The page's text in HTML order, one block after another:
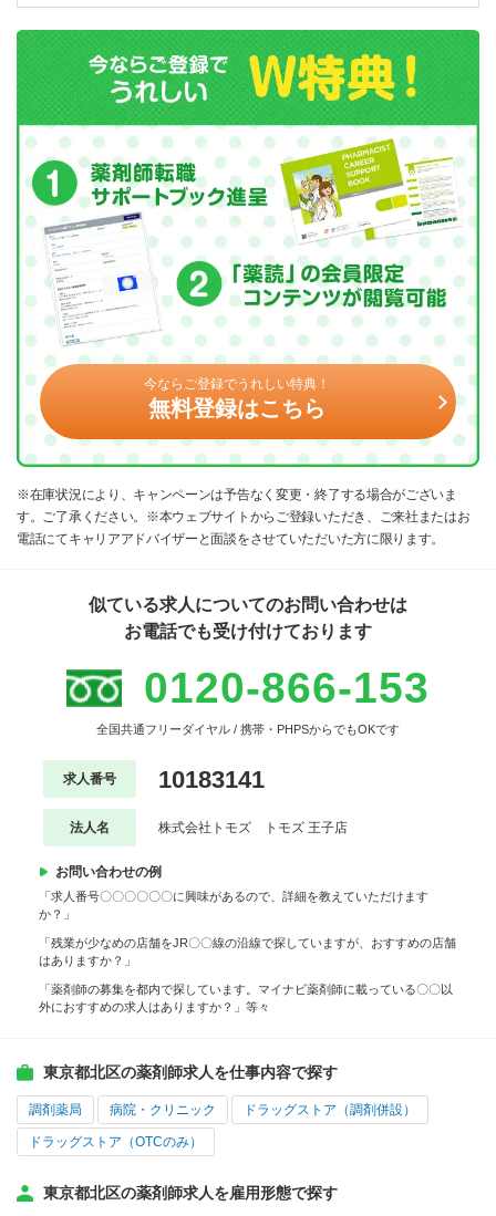
今ならご登録でうれしい特典！
無料登録はこちら
※在庫状況により、キャンペーンは予告なく変更・終了する場合がございま
す。ご了承ください。※本ウェブサイトからご登録いただき、ご来社またはお
電話にてキャリアアドバイザーと面談をさせていただいた方に限ります。
似ている求人についてのお問い合わせは
お電話でも受け付けております
0120-866-153
全国共通フリーダイヤル / 携帯・PHPSからでもOKです
求人番号 10183141
法人名 株式会社トモズ トモズ 王子店
お問い合わせの例
「求人番号〇〇〇〇〇〇に興味があるので、詳細を教えていただけます
か？」
「残業が少なめの店舗をJR〇〇線の沿線で探していますが、おすすめの店舗
はありますか？」
「薬剤師の募集を都内で探しています。マイナビ薬剤師に載っている〇〇以
外におすすめの求人はありますか？」等々
東京都北区の薬剤師求人を仕事内容で探す
調剤薬局 病院・クリニック ドラッグストア（調剤併設）
ドラッグストア（OTCのみ）
東京都北区の薬剤師求人を雇用形態で探す